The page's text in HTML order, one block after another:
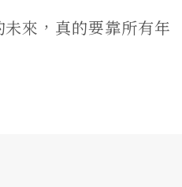
來，真的要靠所有年